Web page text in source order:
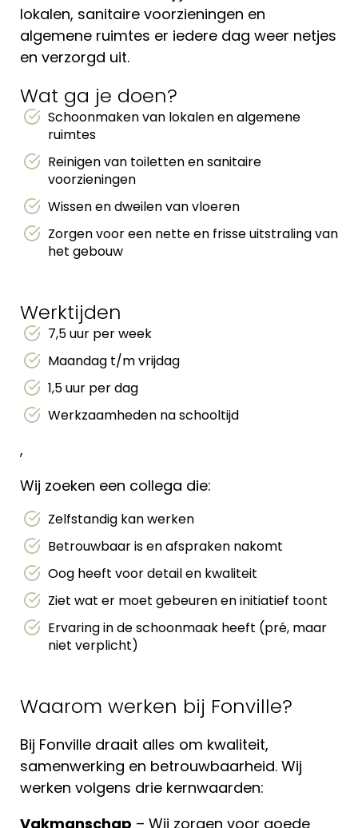
lokalen, sanitaire voorzieningen en
algemene ruimtes er iedere dag weer netjes
en verzorgd uit.
Wat ga je doen?
Schoonmaken van lokalen en algemene
ruimtes
Reinigen van toiletten en sanitaire
voorzieningen
Wissen en dweilen van vloeren
Zorgen voor een nette en frisse uitstraling van
het gebouw
Werktijden
7,5 uur per week
Maandag t/m vrijdag
1,5 uur per dag
Werkzaamheden na schooltijd
,
Wij zoeken een collega die:
Zelfstandig kan werken
Betrouwbaar is en afspraken nakomt
Oog heeft voor detail en kwaliteit
Ziet wat er moet gebeuren en initiatief toont
Ervaring in de schoonmaak heeft (pré, maar
niet verplicht)
Waarom werken bij Fonville?
Bij Fonville draait alles om kwaliteit,
samenwerking en betrouwbaarheid. Wij
werken volgens drie kernwaarden:
Vakmanschap – Wij zorgen voor goede